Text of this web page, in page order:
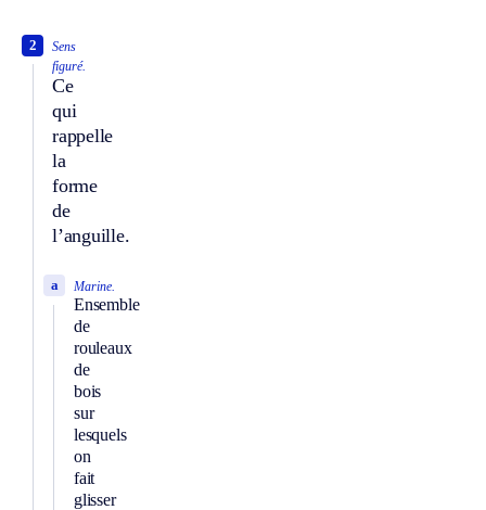
Sens
figuré.
Ce
qui
rappelle
la
forme
de
l’anguille.
2
Marine.
Ensemble
de
rouleaux
de
bois
sur
lesquels
on
fait
glisser
a